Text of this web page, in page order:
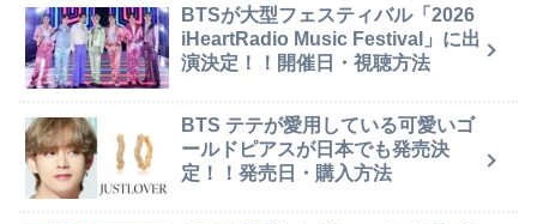
BTSが大型フェスティバル「2026
iHeartRadio Music Festival」に出
演決定！！開催日・視聴方法
BTS テテが愛用している可愛いゴ
ールドピアスが日本でも発売決
定！！発売日・購入方法